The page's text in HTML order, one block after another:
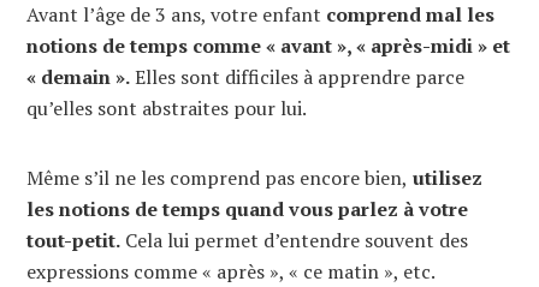
Avant l’âge de 3 ans, votre enfant comprend mal les
notions de temps comme « avant », « après-midi » et
« demain ».Elles sont difficiles à apprendre parce
qu’elles sont abstraites pour lui.
Même s’il ne les comprend pas encore bien, utilisez
les notions de temps quand vous parlez à votre
tout-petit. Cela lui permet d’entendre souvent des
expressions comme « après », « ce matin », etc.